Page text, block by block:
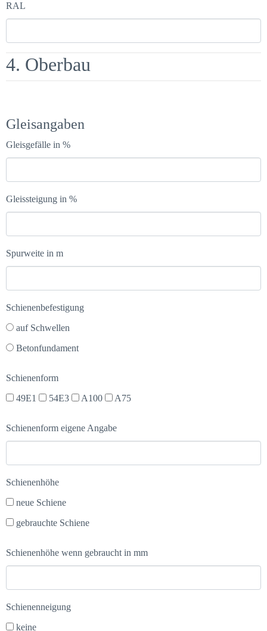
RAL
4. Oberbau
Gleisangaben
Gleisgefälle in %
Gleissteigung in %
Spurweite in m
Schienenbefestigung
auf Schwellen
Betonfundament
Schienenform
49E1
54E3 A100 A75
Schienenform eigene Angabe
Schienenhöhe
neue Schiene
gebrauchte Schiene
Schienenhöhe wenn gebraucht in mm
Schienenneigung
keine